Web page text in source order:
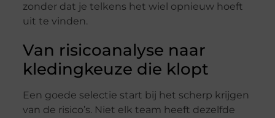
zonder dat je telkens het wiel opnieuw hoeft
uit te vinden.
Van risicoanalyse naar
kledingkeuze die klopt
Een goede selectie start bij het scherp krijgen
van de risico’s. Niet elk team heeft dezelfde